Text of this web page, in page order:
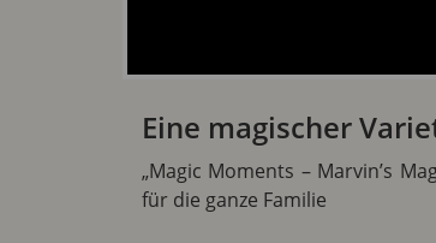
Eine magischer
„Magic Moments – Marvin’s
für die ganze Familie